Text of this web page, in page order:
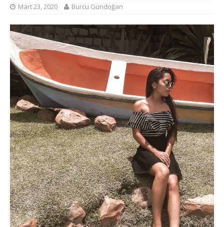
Mart 23, 2020 Burcu Gündoğan